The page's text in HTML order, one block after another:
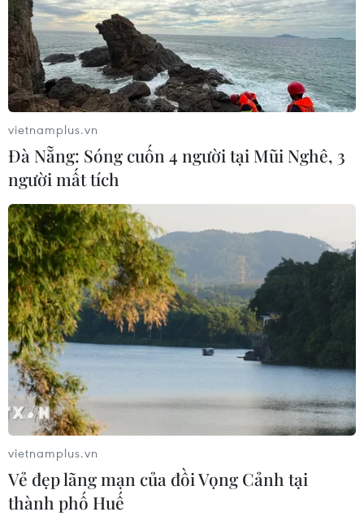
vietnamplus.vn
Đà Nẵng: Sóng cuốn 4 người tại Mũi Nghê, 3
người mất tích
vietnamplus.vn
Vẻ đẹp lãng mạn của đồi Vọng Cảnh tại
thành phố Huế